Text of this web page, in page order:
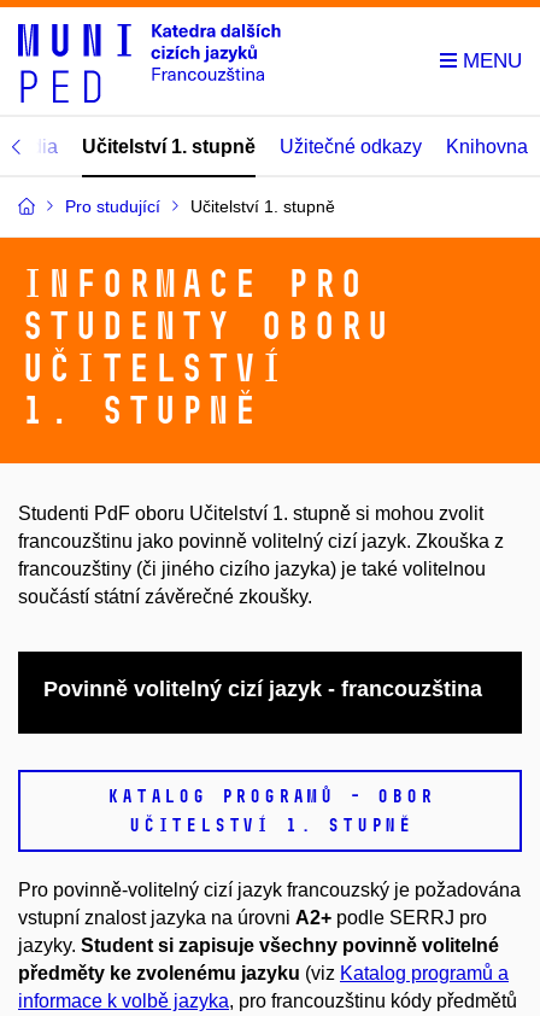
studia Učitelství 1. stupně Užitečné odkazy Knihovna
Pro studující Učitelství 1. stupně
Informace pro
studenty oboru
Učitelství
1. stupně
Studenti PdF oboru Učitelství 1. stupně si mohou zvolit
francouzštinu jako povinně volitelný cizí jazyk. Zkouška z
francouzštiny (či jiného cizího jazyka) je také volitelnou
součástí státní závěrečné zkoušky.
Povinně volitelný cizí jazyk - francouzština
KATALOG PROGRAMŮ - OBOR
UČITELSTVÍ 1. STUPNĚ
Pro povinně-volitelný cizí jazyk francouzský je požadována
vstupní znalost jazyka na úrovni A2+ podle SERRJ pro
jazyky. Student si zapisuje všechny povinně volitelné
předměty ke zvolenému jazyku (viz Katalog programů a
informace k volbě jazyka, pro francouzštinu kódy předmětů